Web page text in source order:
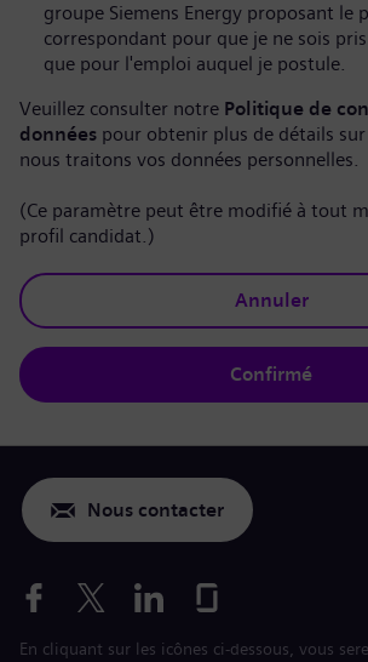
groupe Siemens Energy proposant le
correspondant pour que je ne sois
que pour l'emploi auquel je postule.
Veuillez consulter notre Politique de
données pour obtenir plus de détails
nous traitons vos données personnelles.
(Ce paramètre peut être modifié à tout
profil candidat.)
Annuler
Confirmé
Nous contacter
En cliquant sur les icônes ci-dessous, vous